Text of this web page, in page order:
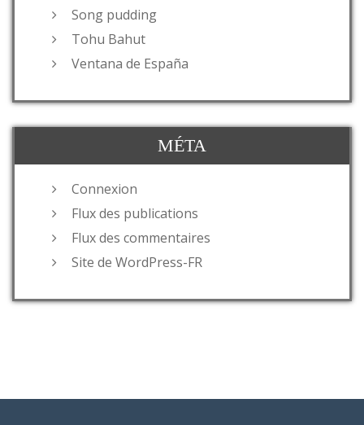
Song pudding
Tohu Bahut
Ventana de España
MÉTA
Connexion
Flux des publications
Flux des commentaires
Site de WordPress-FR